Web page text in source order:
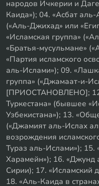
народов Ичкерии и
Каида»); 04. «Асбат
(«Аль-Джихад» или
«Исламская группа»
«Братья-мусульмане»
«Партия исламского
аль-Ислами»); 09.
группа» («Джамаат-и-
[ПРИОСТАНОВЛЕНО]; 12.
Туркестана» (бывшее
Узбекистана»); 13.
(«Джамият аль-Ислах
возрождения
Тураз аль-Ислами»); 15.
Харамейн»); 16.
Сирии); 17. «Исламский
18. «Аль-Каида в